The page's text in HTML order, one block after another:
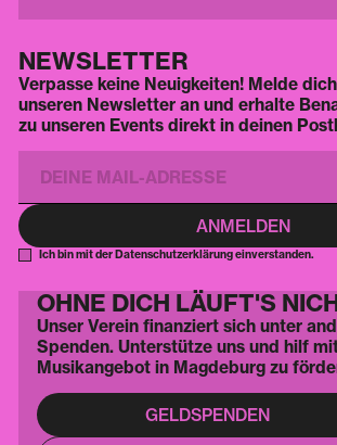
NEWSLETTER
Verpasse keine Neuigkeiten! Melde
unseren Newsletter an und erhalte
zu unseren Events direkt in deinen
Ich bin mit der Datenschutzerklärung einverstanden.
OHNE DICH LÄUFT'S
Unser Verein finanziert sich unter
Spenden. Unterstütze uns und hilf
Musikangebot in Magdeburg zu
GELDSPENDEN